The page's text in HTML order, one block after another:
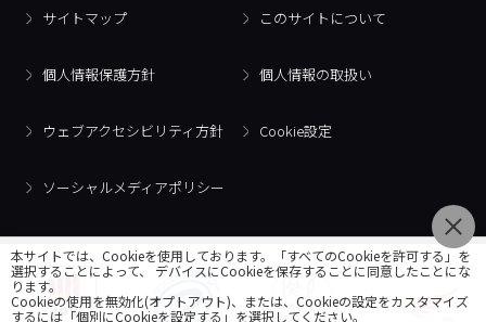
サイトマップ このサイトについて
個人情報保護方針 個人情報の取扱い
ウェブアクセシビリティ方針 Cookie設定
ソーシャルメディアポリシー
本サイトでは、Cookieを使用しております。「すべてのCookieを許可する」を
選択することによって、 デバイスにCookieを保存することに同意したことにな
ります。
Cookieの使用を無効化(オプトアウト)、または、Cookieの設定をカスタマイズ
するには「個別にCookieを設定する」を選択してください。